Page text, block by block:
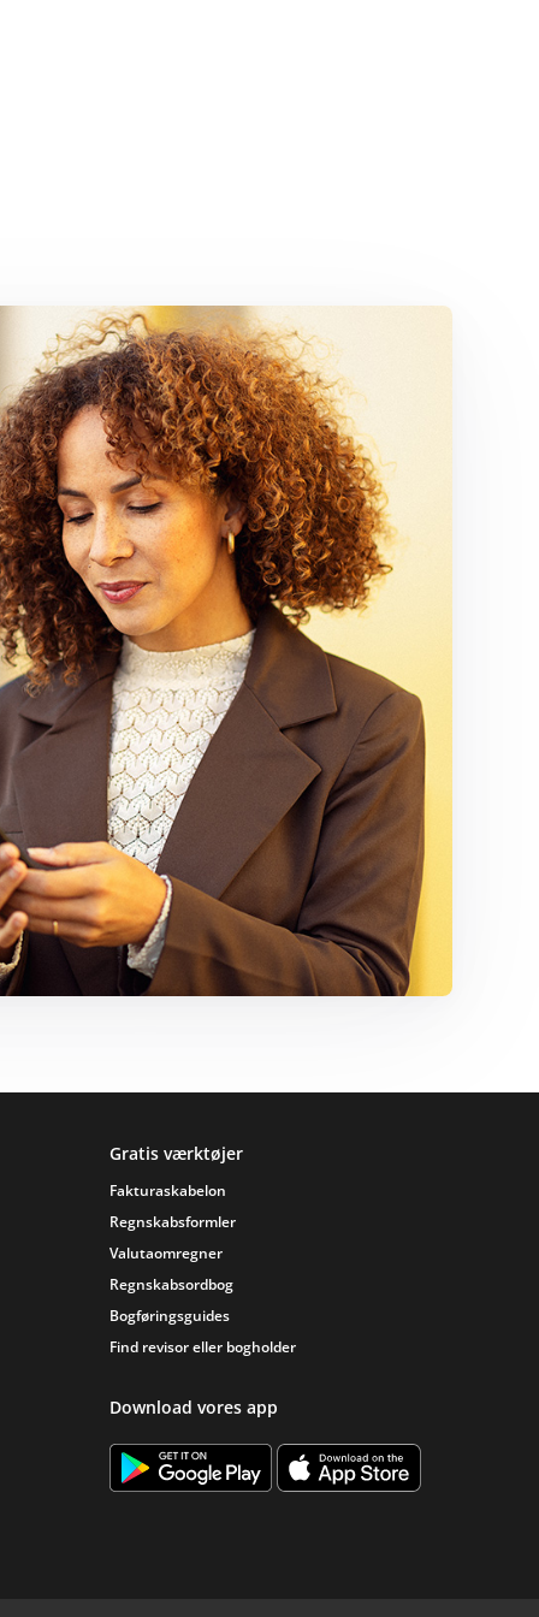
Gratis værktøjer
Fakturaskabelon
Regnskabsformler
Valutaomregner
Regnskabsordbog
Bogføringsguides
Find revisor eller bogholder
Download vores app